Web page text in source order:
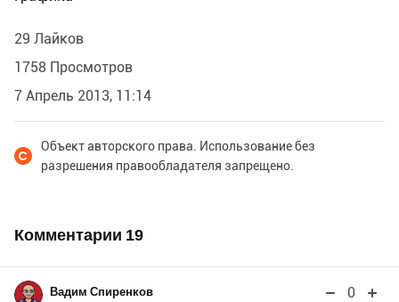
29 Лайков
1758 Просмотров
7 Апрель 2013, 11:14
Объект авторского права. Использование без
разрешения правообладателя запрещено.
Комментарии 19
Вадим Спиренков 0